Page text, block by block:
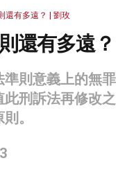
還有多遠？ | 劉玫
還有多遠？
準則意義上的無罪
刑訴法再修改之
。